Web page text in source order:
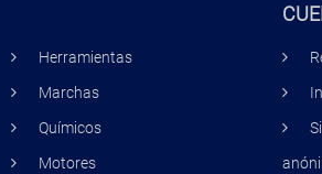
Herramientas
Marchas
Químicos
Motores